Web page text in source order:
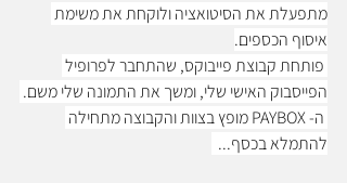
מתפעלת את הסיטואציה ולוקחת את משימת
איסוף הכספים.
פותחת קבוצת פייבוקס, שהתחבר לפרופיל
הפייסבוק האישי שלי, ומשך את התמונה שלי משם.
ה- PAYBOX מופץ בצוות והקבוצה מתחילה
להתמלא בכסף...